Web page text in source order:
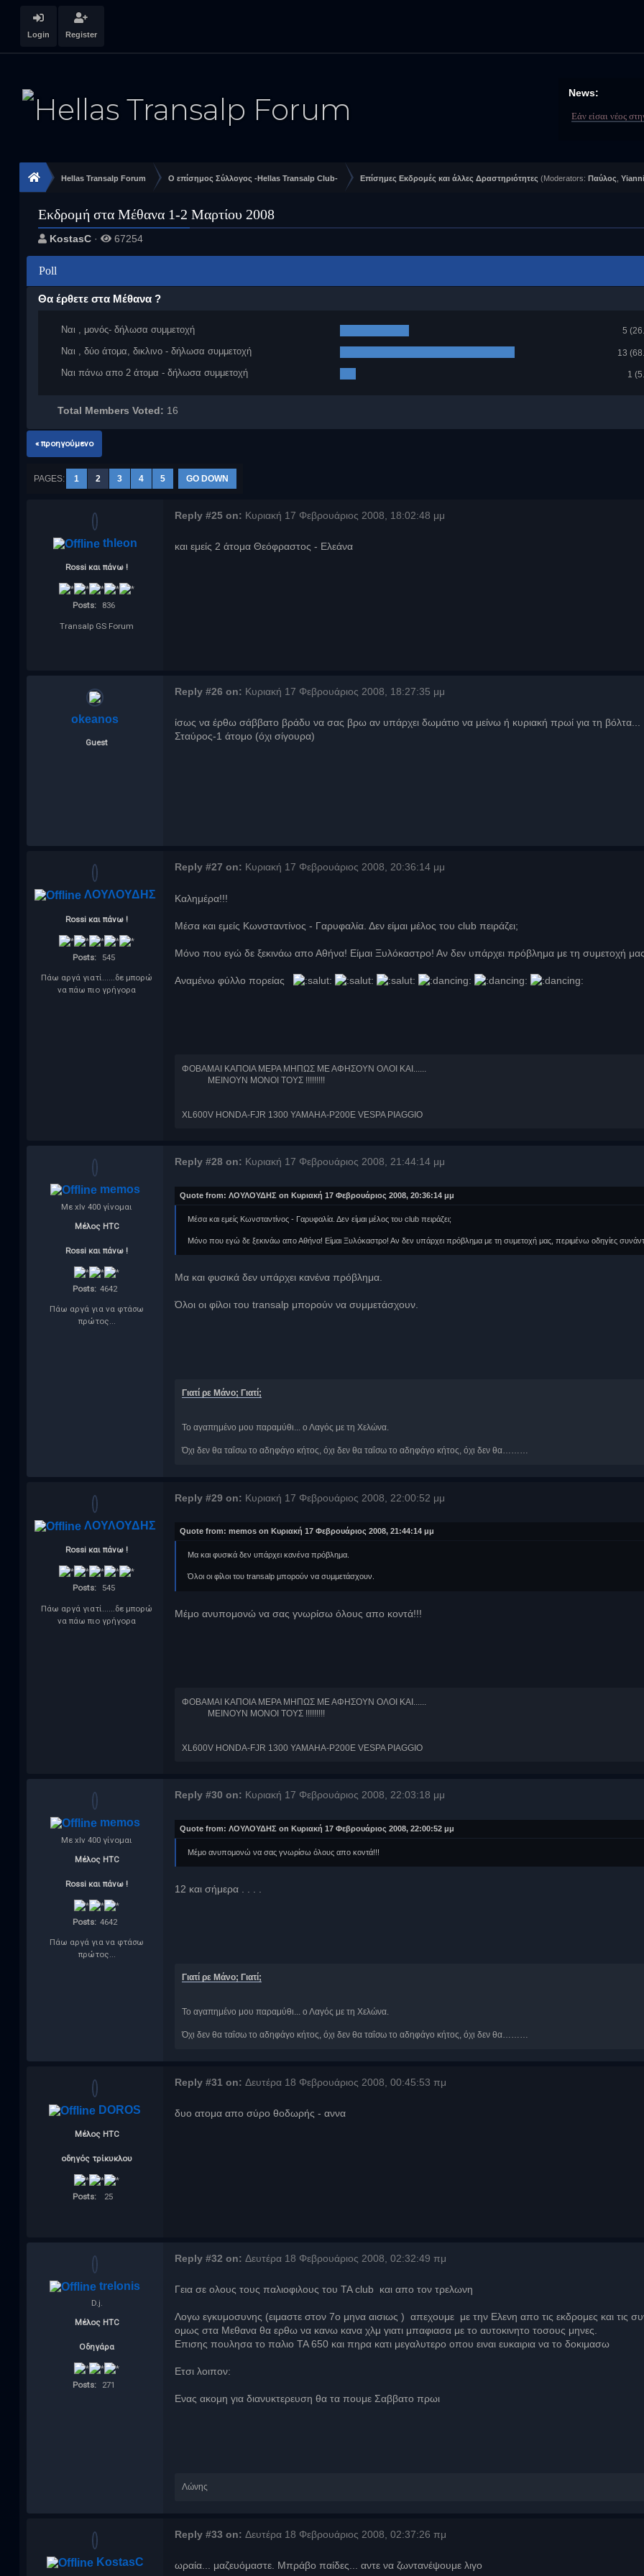
Login Register
News:
Εάν είσαι νέος
Hellas Transalp Forum Ο επίσημος Σύλλογος -Hellas Transalp Club- Επίσημες Εκδρομές και άλλες Δραστηριότητες (Moderators:Παύλος ,
Εκδρομή στα Μέθανα 1-2 Μαρτίου 2008
KostasC · 67254
Poll
Θα έρθετε στα Μέθανα ?
Ναι , μονός- δήλωσα συμμετοχή 5
Ναι , δύο άτομα, δικλινο - δήλωσα συμμετοχή 13
Ναι πάνω απο 2 άτομα - δήλωσα συμμετοχή 1
Total Members Voted: 16
« προηγούμενο
PAGES: 1 2 3 4 5 GO DOWN
thleon
Rossi και πάνω !
Posts: 836
Transalp GS Forum
Reply #25 on: Κυριακή 17 Φεβρουάριος 2008, 18:02:48 μμ
και εμείς 2 άτομα Θεόφραστος - Ελεάνα
okeanos
Guest
Reply #26 on: Κυριακή 17 Φεβρουάριος 2008, 18:27:35 μμ
ίσως να έρθω σάββατο βράδυ να σας βρω αν υπάρχει δωμάτιο να μείνω ή κυριακή πρωί για τη βόλτα...
Σταύρος-1 άτομο (όχι σίγουρα)
ΛΟΥΛΟΥΔΗΣ
Rossi και πάνω !
Posts: 545
Πάω αργά γιατί......δε μπορώ
να πάω πιο γρήγορα
Reply #27 on: Κυριακή 17 Φεβρουάριος 2008, 20:36:14 μμ
Καλημέρα!!!
Μέσα και εμείς Κωνσταντίνος - Γαρυφαλία. Δεν είμαι μέλος του club πειράζει;
Μόνο που εγώ δε ξεκινάω απο Αθήνα! Είμαι Ξυλόκαστρο! Αν δεν υπάρχει πρόβλημα με τη συμετοχή
Αναμένω φύλλο πορείας
ΦΟΒΑΜΑΙ ΚΑΠΟΙΑ ΜΕΡΑ ΜΗΠΩΣ ΜΕ ΑΦΗΣΟΥΝ ΟΛΟΙ KAI......
ΜΕΙΝΟΥΝ ΜΟΝΟΙ ΤΟΥΣ !!!!!!!!!
XL600V HONDA-FJR 1300 YAMAHA-P200E VESPA PIAGGIO
memos
Με xlv 400 γίνομαι
Μέλος HTC
Rossi και πάνω !
Posts: 4642
Πάω αργά για να φτάσω
πρώτος...
Reply #28 on: Κυριακή 17 Φεβρουάριος 2008, 21:44:14 μμ
Quote from: ΛΟΥΛΟΥΔΗΣ on Κυριακή 17 Φεβρουάριος 2008, 20:36:14 μμ
Μέσα και εμείς Κωνσταντίνος - Γαρυφαλία. Δεν είμαι μέλος του club πειράζει;
Μόνο που εγώ δε ξεκινάω απο Αθήνα! Είμαι Ξυλόκαστρο! Αν δεν υπάρχει πρόβλημα με τη συμετοχή μας, περιμένω οδηγίες
Μα και φυσικά δεν υπάρχει κανένα πρόβλημα.
Όλοι οι φίλοι του transalp μπορούν να συμμετάσχουν.
Γιατί ρε Μάνο; Γιατί;
Το αγαπημένο μου παραμύθι... ο Λαγός με τη Χελώνα.
Όχι δεν θα ταΐσω το αδηφάγο κήτος, όχι δεν θα ταΐσω το αδηφάγο κήτος, όχι δεν θα………
ΛΟΥΛΟΥΔΗΣ
Rossi και πάνω !
Posts: 545
Πάω αργά γιατί......δε μπορώ
να πάω πιο γρήγορα
Reply #29 on: Κυριακή 17 Φεβρουάριος 2008, 22:00:52 μμ
Quote from: memos on Κυριακή 17 Φεβρουάριος 2008, 21:44:14 μμ
Μα και φυσικά δεν υπάρχει κανένα πρόβλημα.
Όλοι οι φίλοι του transalp μπορούν να συμμετάσχουν.
Μέμο ανυπομονώ να σας γνωρίσω όλους απο κοντά!!!
ΦΟΒΑΜΑΙ ΚΑΠΟΙΑ ΜΕΡΑ ΜΗΠΩΣ ΜΕ ΑΦΗΣΟΥΝ ΟΛΟΙ KAI......
ΜΕΙΝΟΥΝ ΜΟΝΟΙ ΤΟΥΣ !!!!!!!!!
XL600V HONDA-FJR 1300 YAMAHA-P200E VESPA PIAGGIO
memos
Με xlv 400 γίνομαι
Μέλος HTC
Rossi και πάνω !
Posts: 4642
Πάω αργά για να φτάσω
πρώτος...
Reply #30 on: Κυριακή 17 Φεβρουάριος 2008, 22:03:18 μμ
Quote from: ΛΟΥΛΟΥΔΗΣ on Κυριακή 17 Φεβρουάριος 2008, 22:00:52 μμ
Μέμο ανυπομονώ να σας γνωρίσω όλους απο κοντά!!!
12 και σήμερα . . . .
Γιατί ρε Μάνο; Γιατί;
Το αγαπημένο μου παραμύθι... ο Λαγός με τη Χελώνα.
Όχι δεν θα ταΐσω το αδηφάγο κήτος, όχι δεν θα ταΐσω το αδηφάγο κήτος, όχι δεν θα………
DOROS
Μέλος HTC
οδηγός τρίκυκλου
Posts: 25
Reply #31 on: Δευτέρα 18 Φεβρουάριος 2008, 00:45:53 πμ
δυο ατομα απο σύρο θοδωρής - αννα
trelonis
D.j.
Μέλος HTC
Οδηγάρα
Posts: 271
Reply #32 on: Δευτέρα 18 Φεβρουάριος 2008, 02:32:49 πμ
Γεια σε ολους τους παλιοφιλους του ΤΑ club και απο τον τρελωνη
Λογω εγκυμοσυνης (ειμαστε στον 7ο μηνα αισιως ) απεχουμε με την Ελενη απο τις εκδρομες και τις
ομως στα Μεθανα θα ερθω να κανω κανα χλμ γιατι μπαφιασα με το αυτοκινητο τοσους μηνες.
Επισης πουλησα το παλιο ΤΑ 650 και πηρα κατι μεγαλυτερο οπου ειναι ευκαιρια να το δοκιμασω
Ετσι λοιπον:
Ενας ακομη για διανυκτερευση θα τα πουμε Σαββατο πρωι
Λώνης
KostasC
Reply #33 on: Δευτέρα 18 Φεβρουάριος 2008, 02:37:26 πμ
ωραία... μαζευόμαστε. Μπράβο παίδες... αντε να ζωντανέψουμε λιγο